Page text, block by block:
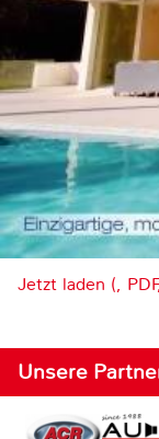
Jetzt laden (,
Unsere